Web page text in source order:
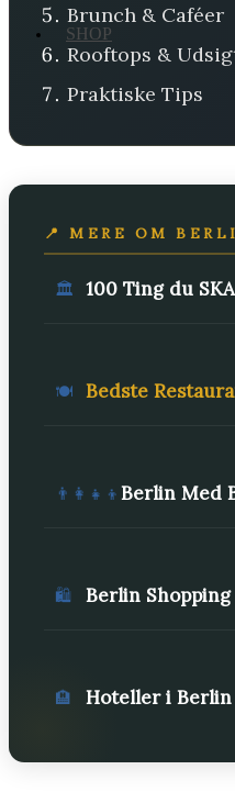
SHOP
Brunch & Caféer
Rooftops &
Praktiske Tips
📍 MERE OM
🏛️ 100 Ting du
🍽️ Bedste
👨‍👩‍👧‍👦 Berlin Med
🛍️ Berlin
🏨 Hoteller i Berlin